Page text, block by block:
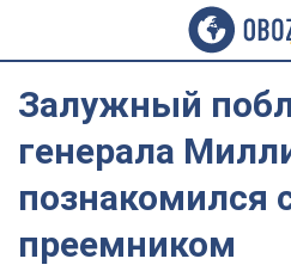
Залужный
генерала
познакомился
преемником